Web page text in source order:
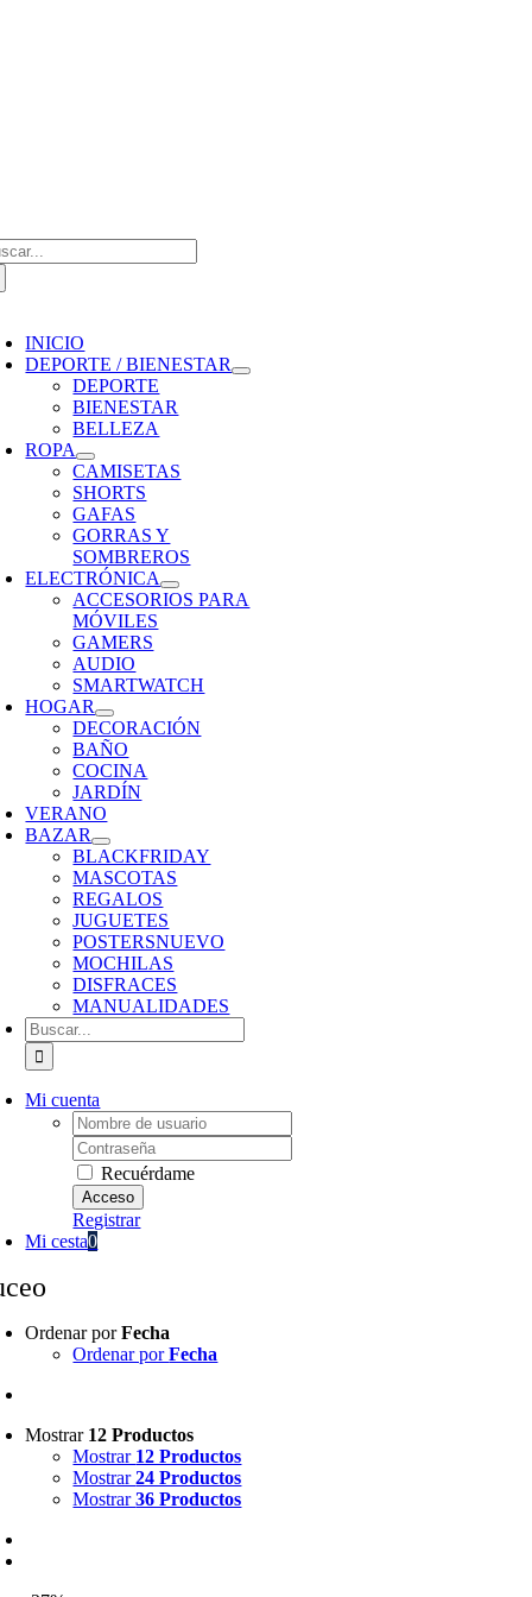
INICIO
DEPORTE / BIENESTAR
DEPORTE
BIENESTAR
BELLEZA
ROPA
CAMISETAS
SHORTS
GAFAS
GORRAS Y
SOMBREROS
ELECTRÓNICA
ACCESORIOS PARA
MÓVILES
GAMERS
AUDIO
SMARTWATCH
HOGAR
DECORACIÓN
BAÑO
COCINA
JARDÍN
VERANO
BAZAR
BLACKFRIDAY
MASCOTAS
REGALOS
JUGUETES
POSTERSNUEVO
MOCHILAS
DISFRACES
MANUALIDADES
Buscar:
Mi cuenta
Username:
Password:
Recuérdame
Registrar
Mi cesta0
Ordenar porFecha
Ordenar porFecha
Mostrar 12 Productos
Mostrar 12 Productos
Mostrar24 Productos
Mostrar36 Productos